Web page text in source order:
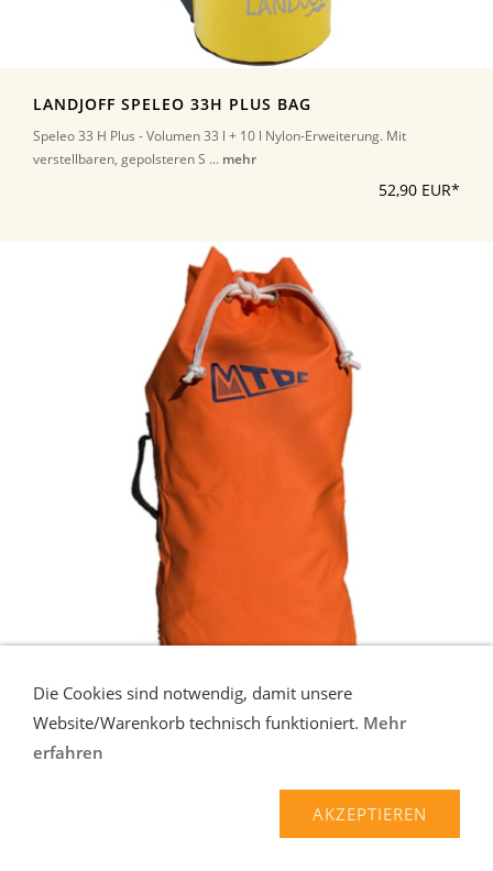
LANDJOFF SPELEO 33H PLUS BAG
Speleo 33 H Plus - Volumen 33 l + 10 l Nylon-Erweiterung. Mit
verstellbaren, gepolsteren S ... mehr
52,90 EUR*
Die Cookies sind notwendig, damit unsere
Website/Warenkorb technisch funktioniert. Mehr
erfahren
AKZEPTIEREN